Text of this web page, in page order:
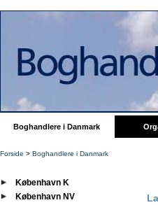
Boghandlere i Danmark
Forside > Boghandlere i Danmark
København K
København NV